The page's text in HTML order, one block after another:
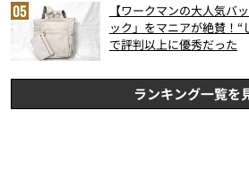
【ワークマンの大人気バ
ック」をマニアが絶賛！
で評判以上に優秀だった
ランキング一覧を